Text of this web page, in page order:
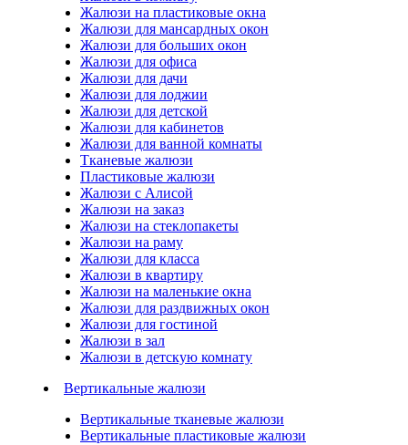
Жалюзи на пластиковые окна
Жалюзи для мансардных окон
Жалюзи для больших окон
Жалюзи для офиса
Жалюзи для дачи
Жалюзи для лоджии
Жалюзи для детской
Жалюзи для кабинетов
Жалюзи для ванной комнаты
Тканевые жалюзи
Пластиковые жалюзи
Жалюзи с Алисой
Жалюзи на заказ
Жалюзи на стеклопакеты
Жалюзи на раму
Жалюзи для класса
Жалюзи в квартиру
Жалюзи на маленькие окна
Жалюзи для раздвижных окон
Жалюзи для гостиной
Жалюзи в зал
Жалюзи в детскую комнату
Вертикальные жалюзи
Вертикальные тканевые жалюзи
Вертикальные пластиковые жалюзи